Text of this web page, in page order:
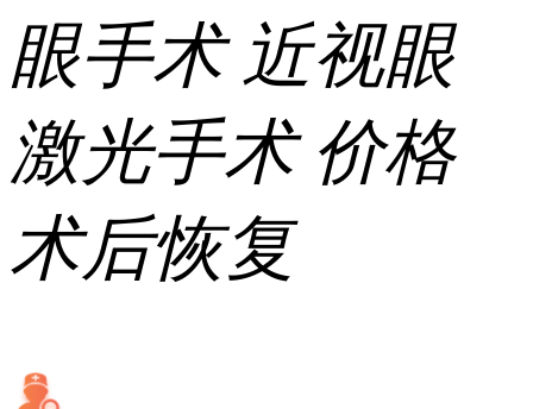
眼手术 近视眼
激光手术 价格
术后恢复